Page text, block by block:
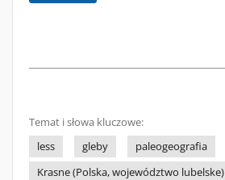
Temat i słowa kluczowe:
less
gleby
paleogeografia
Krasne (Polska, województwo lubelske)